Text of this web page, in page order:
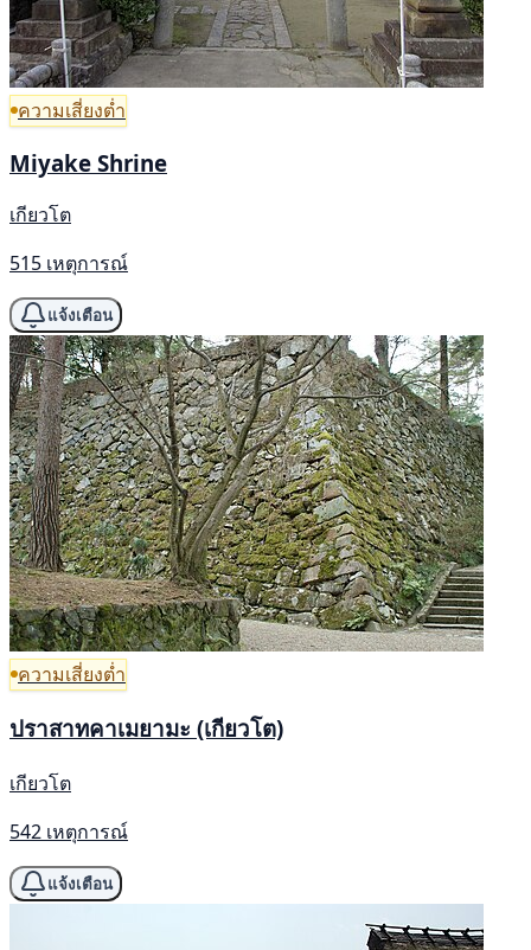
ความเสี่ยงต่ำ
Miyake Shrine
เกียวโต
515 เหตุการณ์
แจ้งเตือน
ความเสี่ยงต่ำ
ปราสาทคาเมยามะ (เกียวโต)
เกียวโต
542 เหตุการณ์
แจ้งเตือน